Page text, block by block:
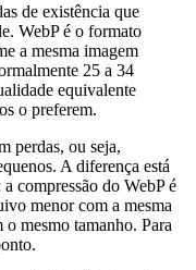
de existência que
WebP é o formato
a mesma imagem
25 a 34
equivalente
o preferem.
perdas, ou seja,
A diferença está
compressão do WebP é
menor com a mesma
mesmo tamanho. Para